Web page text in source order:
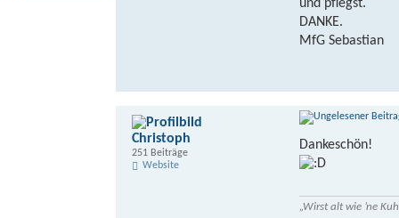
und pflegst.
DANKE.
MfG Sebastian
Dankeschön!
„Wirst alt wie ’ne
Christoph
251 Beiträge
Website